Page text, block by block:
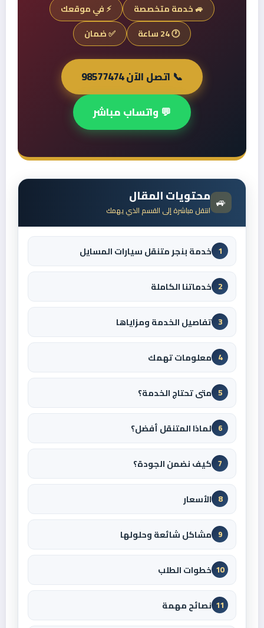
🚙 خدمة متخصصة
⚡ في موقعك
🕐 24 ساعة
✅ ضمان
📞 اتصل الآن 98577474
💬 واتساب مباشر
🚙 محتويات المقال
انتقل مباشرة إلى القسم الذي يهمك
1 خدمة بنجر متنقل سيارات المسايل
2 خدماتنا الكاملة
3 تفاصيل الخدمة ومزاياها
4 معلومات تهمك
5 متى تحتاج الخدمة؟
6 لماذا المتنقل أفضل؟
7 كيف نضمن الجودة؟
8 الأسعار
9 مشاكل شائعة وحلولها
10 خطوات الطلب
11 نصائح مهمة